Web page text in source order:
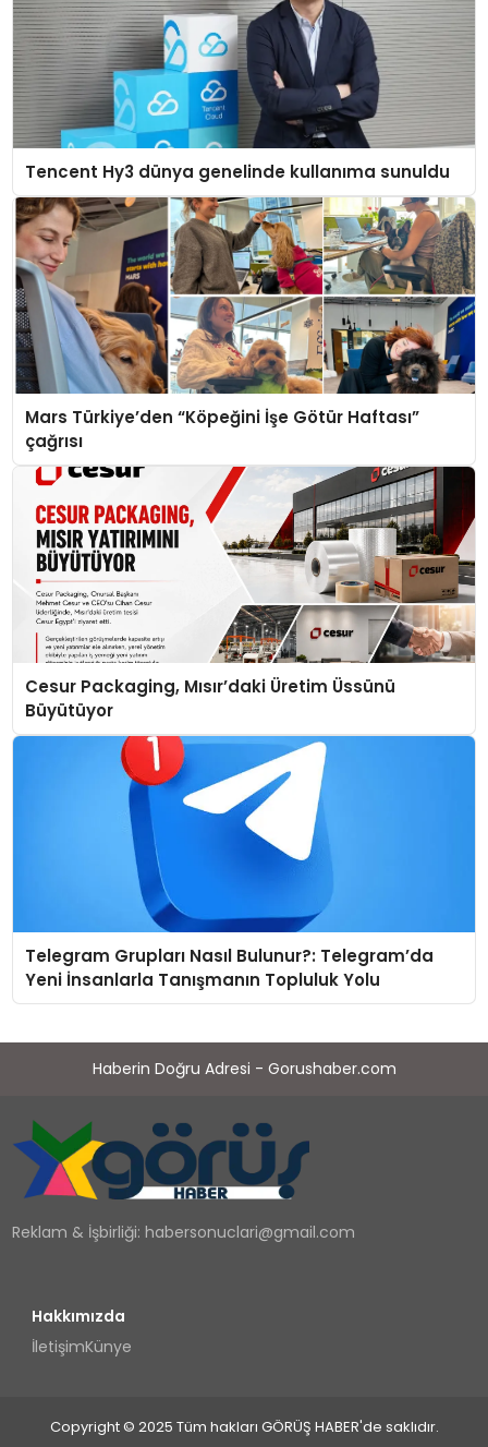
Tencent Hy3 dünya genelinde kullanıma sunuldu
Mars Türkiye’den “Köpeğini İşe Götür Haftası”
çağrısı
Cesur Packaging, Mısır’daki Üretim Üssünü
Büyütüyor
Telegram Grupları Nasıl Bulunur?: Telegram’da
Yeni İnsanlarla Tanışmanın Topluluk Yolu
Haberin Doğru Adresi - Gorushaber.com
Reklam & İşbirliği:habersonuclari@gmail.com
Hakkımızda
İletişimKünye
Copyright © 2025 Tüm hakları GÖRÜŞ HABER'de saklıdır.